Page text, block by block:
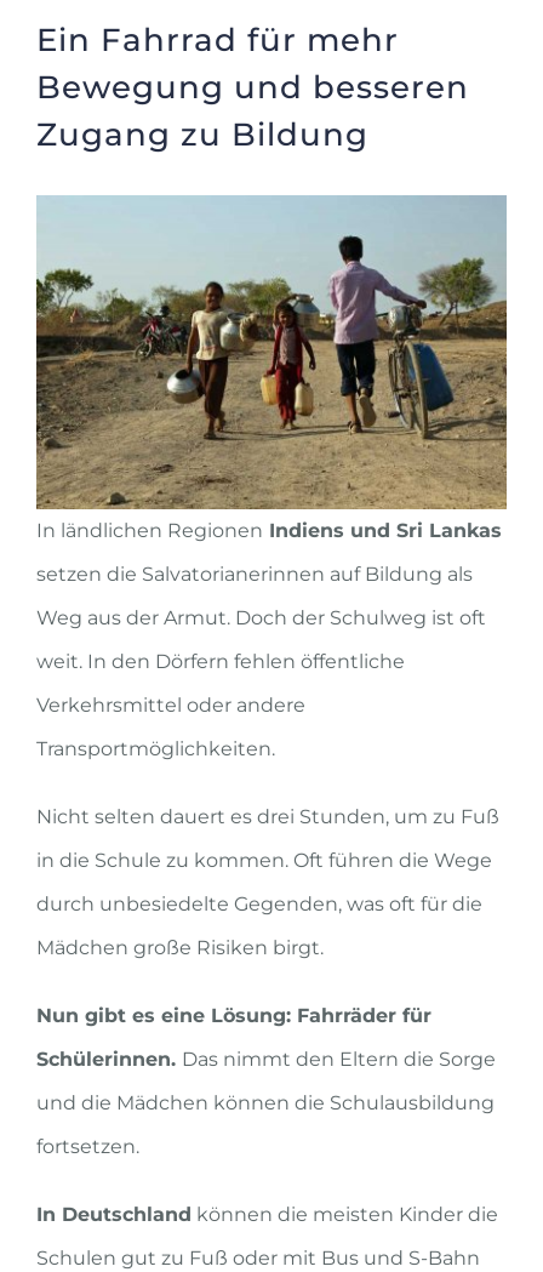
Ein Fahrrad für mehr
Bewegung und besseren
Zugang zu Bildung
In ländlichen Regionen Indiens und Sri Lankas
setzen die Salvatorianerinnen auf Bildung als
Weg aus der Armut. Doch der Schulweg ist oft
weit. In den Dörfern fehlen öffentliche
Verkehrsmittel oder andere
Transportmöglichkeiten.
Nicht selten dauert es drei Stunden, um zu Fuß
in die Schule zu kommen. Oft führen die Wege
durch unbesiedelte Gegenden, was oft für die
Mädchen große Risiken birgt.
Nun gibt es eine Lösung: Fahrräder für
Schülerinnen. Das nimmt den Eltern die Sorge
und die Mädchen können die Schulausbildung
fortsetzen.
In Deutschland können die meisten Kinder die
Schulen gut zu Fuß oder mit Bus und S-Bahn